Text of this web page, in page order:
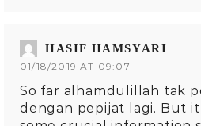
HASIF HAMSYARI
01/18/2019 AT 09:07
So far alhamdulillah tak
dengan pepijat lagi. But it